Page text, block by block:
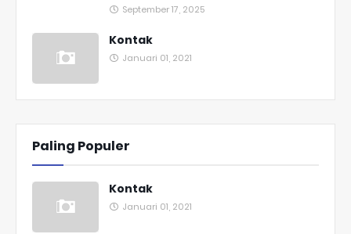
September 17, 2025
Kontak
Januari 01, 2021
Paling Populer
Kontak
Januari 01, 2021